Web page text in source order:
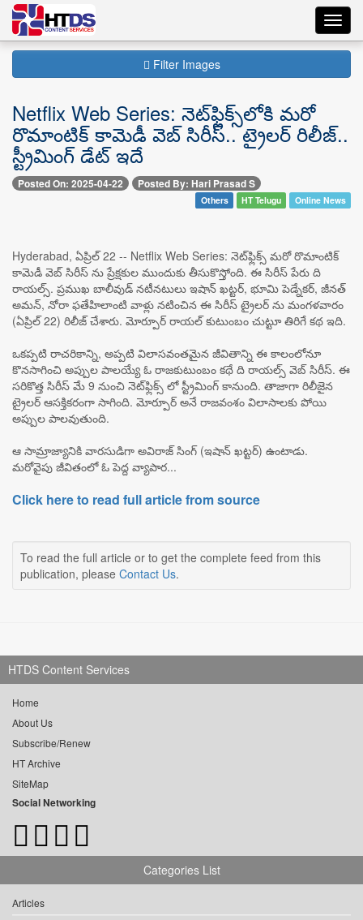
Filter Images
Netflix Web Series: నెట్‌ఫ్లిక్స్‌లోకి మరో
రొమాంటిక్ కామెడీ వెబ్ సిరీస్.. ట్రైలర్ రిలీజ్..
స్ట్రీమింగ్ డేట్ ఇదే
Posted On: 2025-04-22 Posted By: Hari Prasad S
Others HT Telugu Online News
Hyderabad, ఏప్రిల్ 22 -- Netflix Web Series: నెట్‌ఫ్లిక్స్ మరో రొమాంటిక్
కామెడీ వెబ్ సిరీస్ ను ప్రేక్షకుల ముందుకు తీసుకొస్తోంది. ఈ సిరీస్ పేరు ది
రాయల్స్. ప్రముఖ బాలీవుడ్ నటీనటులు ఇషాన్ ఖట్టర్, భూమి పెడ్నేకర్, జీనత్
అమన్, నోరా ఫతేహిలాంటి వాళ్లు నటించిన ఈ సిరీస్ ట్రైలర్ ను మంగళవారం
(ఏప్రిల్ 22) రిలీజ్ చేశారు. మోర్పూర్ రాయల్ కుటుంబం చుట్టూ తిరిగే కథ ఇది.
ఒకప్పటి రాచరికాన్ని, అప్పటి విలాసవంతమైన జీవితాన్ని ఈ కాలంలోనూ
కొనసాగించి అప్పుల పాలయ్యే ఓ రాజకుటుంబం కథే ది రాయల్స్ వెబ్ సిరీస్. ఈ
సరికొత్త సిరీస్ మే 9 నుంచి నెట్‌ఫ్లిక్స్ లో స్ట్రీమింగ్ కానుంది. తాజాగా రిలీజైన
ట్రైలర్ ఆసక్తికరంగా సాగింది. మోర్పూర్ అనే రాజవంశం విలాసాలకు పోయి
అప్పుల పాలవుతుంది.
ఆ సామ్రాజ్యానికి వారసుడిగా అవిరాజ్ సింగ్ (ఇషాన్ ఖట్టర్) ఉంటాడు.
మరోవైపు జీవితంలో ఓ పెద్ద వ్యాపార...
Click here to read full article from source
To read the full article or to get the complete feed from this
publication, please Contact Us.
HTDS Content Services
Home
About Us
Subscribe/Renew
HT Archive
SiteMap
Social Networking
Categories List
Articles